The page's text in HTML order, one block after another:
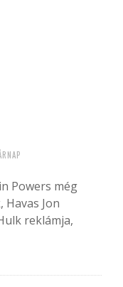
Powers még
Havas Jon
reklámja,